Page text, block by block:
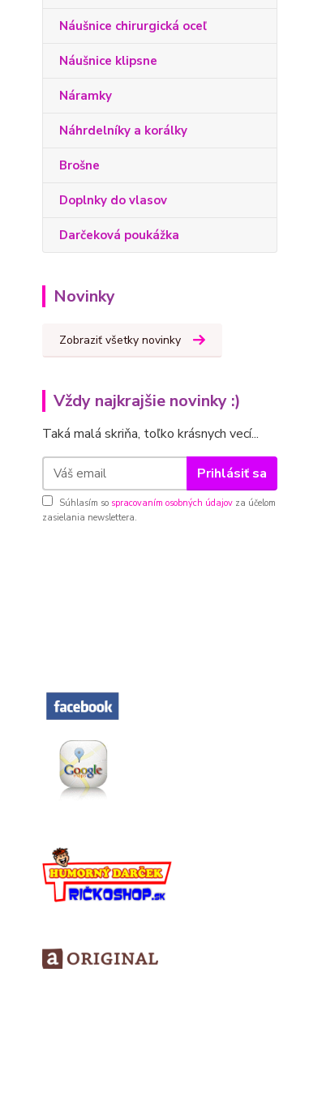
Náušnice chirurgická oceľ
Náušnice klipsne
Náramky
Náhrdelníky a korálky
Brošne
Doplnky do vlasov
Darčeková poukážka
Novinky
Zobraziť všetky novinky
Vždy najkrajšie novinky :)
Taká malá skriňa, toľko krásnych vecí...
Prihlásiť sa
Súhlasím so spracovaním osobných údajov za účelom
zasielania newslettera.